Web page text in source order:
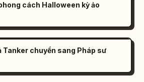
cách Halloween kỳ ảo
Tanker chuyển sang Pháp sư